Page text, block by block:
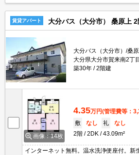
賃貸アパート 大分バス（大分市） 桑原上
大分バス（大分市）/桑
大分県大分市賀来南2丁目
築30年
2階建
画像：14枚
4.35万円(管理費等：
敷
なし 礼
なし
2階
2DK 43.09m²
インターネット無料。温水洗浄便座付。新